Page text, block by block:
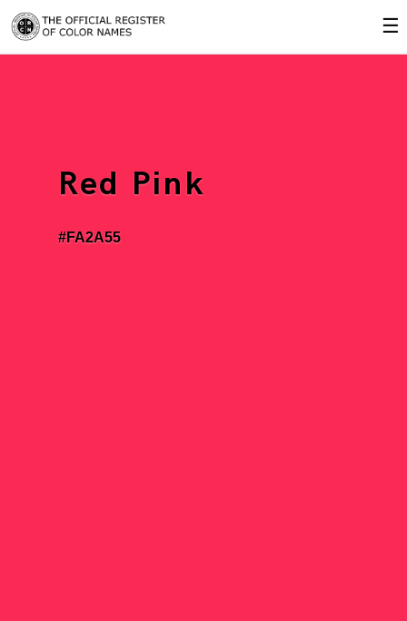
☰
Red Pink
#FA2A55